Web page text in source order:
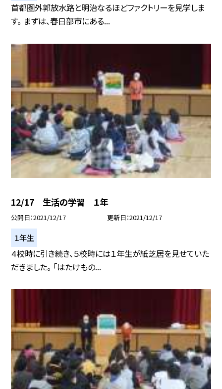
首都圏外郭放水路と明治なるほどファクトリーを見学しま
す。 まずは、春日部市にある...
12/17 生活の学習 １年
公開日 2021/12/17 更新日 2021/12/17
１年生
４校時に引き続き、５校時には１年生が紙芝居を見せていた
だきました。 「はたけもの...